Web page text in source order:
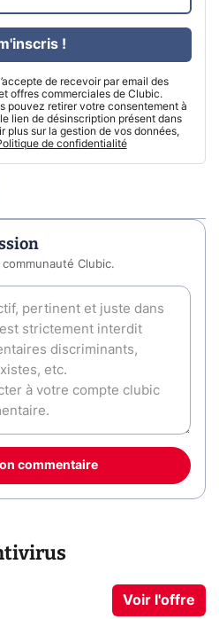
de recevoir par email des
offres commerciales de Clubic.
pouvez retirer votre consentement à
lien de désinscription présent dans
plus sur la gestion de vos données,
de confidentialité
!
Clubic.
commentaire
Voir l'offre